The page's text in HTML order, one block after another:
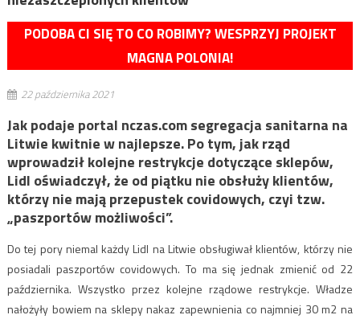
PODOBA CI SIĘ TO CO ROBIMY? WESPRZYJ PROJEKT
MAGNA POLONIA!
22 października 2021
Jak podaje portal nczas.com segregacja sanitarna na
Litwie kwitnie w najlepsze. Po tym, jak rząd
wprowadził kolejne restrykcje dotyczące sklepów,
Lidl oświadczył, że od piątku nie obsłuży klientów,
którzy nie mają przepustek covidowych, czyi tzw.
„paszportów możliwości”.
Do tej pory niemal każdy Lidl na Litwie obsługiwał klientów, którzy nie
posiadali paszportów covidowych. To ma się jednak zmienić od 22
października. Wszystko przez kolejne rządowe restrykcje. Władze
nałożyły bowiem na sklepy nakaz zapewnienia co najmniej 30 m2 na